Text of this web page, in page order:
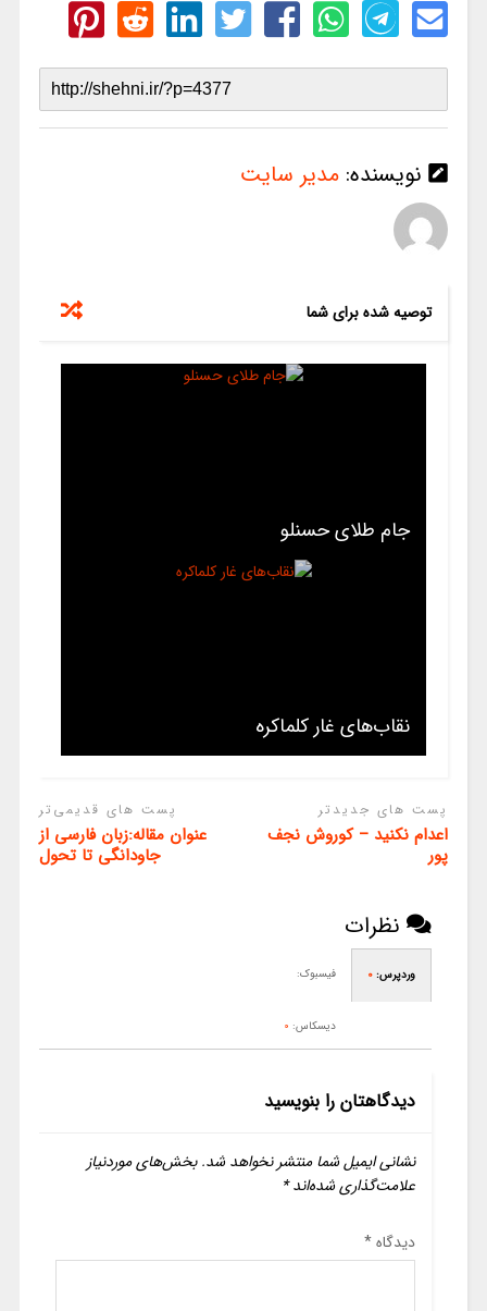
نویسنده: مدیر سایت
توصیه شده برای شما
جام طلای حسنلو
نقاب‌های غار کلماکره
پست های جدیدتر
اعدام نکنید – کوروش نجف
پور
پست های قدیمی‌تر
عنوان مقاله:زبان فارسی از
جاودانگی تا تحول
نظرات
وردپرس: 0 فیسبوک:
دیسکاس: 0
دیدگاهتان را بنویسید
نشانی ایمیل شما منتشر نخواهد شد. بخش‌های موردنیاز
علامت‌گذاری شده‌اند*
دیدگاه*